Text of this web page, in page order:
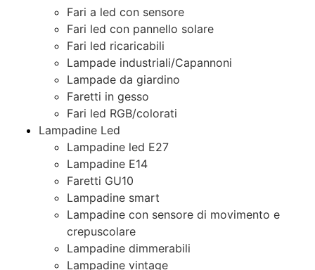
Fari a led con sensore
Fari led con pannello solare
Fari led ricaricabili
Lampade industriali/Capannoni
Lampade da giardino
Faretti in gesso
Fari led RGB/colorati
Lampadine Led
Lampadine led E27
Lampadine E14
Faretti GU10
Lampadine smart
Lampadine con sensore di movimento e
crepuscolare
Lampadine dimmerabili
Lampadine vintage